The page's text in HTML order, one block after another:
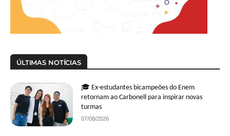
ÚLTIMAS NOTÍCIAS
🎓 Ex-estudantes bicampeões do Enem
retornam ao Carbonell para inspirar novas
turmas
07/08/2026